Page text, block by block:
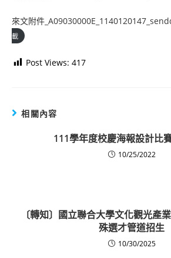
來文附件
載
Post Views: 417
相關內容
111學年度校慶海報設計比
10/25/2022
〔轉知〕國立聯合大學文化觀光產
殊選才管道招生
10/30/2025